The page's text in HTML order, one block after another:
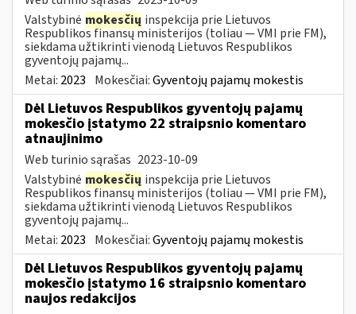
Valstybinė mokesčių inspekcija prie Lietuvos
Respublikos finansų ministerijos (toliau — VMI prie FM),
siekdama užtikrinti vienodą Lietuvos Respublikos
gyventojų pajamų...
Metai: 2023 Mokesčiai:Gyventojų pajamų mokestis
Dėl Lietuvos Respublikos gyventojų pajamų
mokesčio įstatymo 22 straipsnio komentaro
atnaujinimo
Web turinio sąrašas 2023-10-09
Valstybinė mokesčių inspekcija prie Lietuvos
Respublikos finansų ministerijos (toliau — VMI prie FM),
siekdama užtikrinti vienodą Lietuvos Respublikos
gyventojų pajamų...
Metai: 2023 Mokesčiai:Gyventojų pajamų mokestis
Dėl Lietuvos Respublikos gyventojų pajamų
mokesčio įstatymo 16 straipsnio komentaro
naujos redakcijos